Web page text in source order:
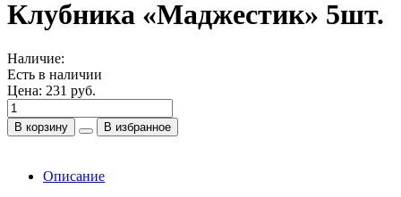
Клубника «Маджестик» 5шт.
Наличие:
Есть в наличии
Цена: 231 руб.
В корзину В избранное
Описание